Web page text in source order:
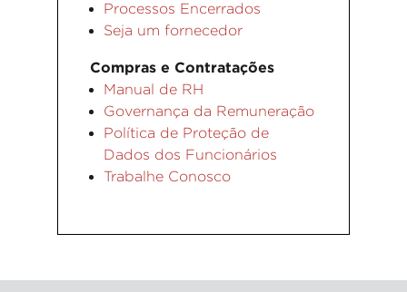
Processos Encerrados
Seja um fornecedor
Compras e Contratações
Manual de RH
Governança da Remuneração
Política de Proteção de
Dados dos Funcionários
Trabalhe Conosco